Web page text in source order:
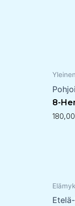
Yleinen
8-
180,00